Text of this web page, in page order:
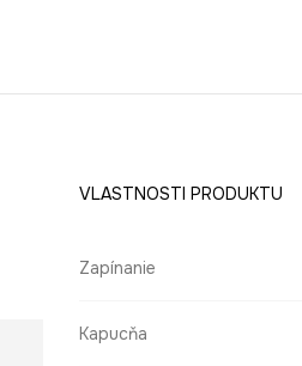
VLASTNOSTI PRODUKTU
Zapínanie
Kapucňa